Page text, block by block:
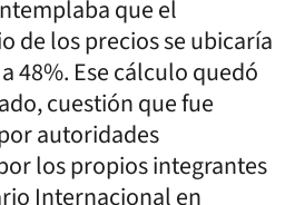
que el
de los precios se ubicaría
48%. Ese cálculo quedó
cuestión que fue
autoridades
los propios integrantes
Internacional en